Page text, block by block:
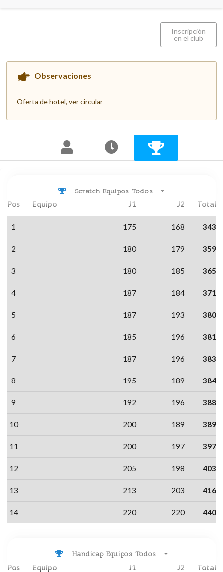
Inscripción
en el club
Observaciones
Oferta de hotel, ver circular
Scratch Equipos Todos
Pos Equipo J1 J2 Total
1 175 168 343
2 180 179 359
3 180 185 365
4 187 184 371
5 187 193 380
6 185 196 381
7 187 196 383
8 195 189 384
9 192 196 388
10 200 189 389
11 200 197 397
12 205 198 403
13 213 203 416
14 220 220 440
Handicap Equipos Todos
Pos Equipo J1 J2 Total